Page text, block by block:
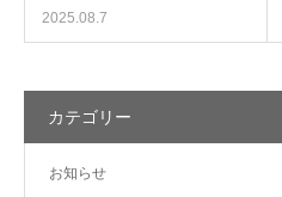
2025.08.7
カテゴリー
お知らせ